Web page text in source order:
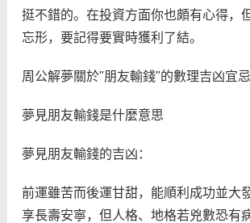
挺不錯的。在投資方面你也頗有心得，
忘形，要記得要實時獲利了結。
周公解夢關於"朋友輸錢"的數理吉凶宜忌
夢見朋友輸錢是什麼意思
夢見朋友輸錢的吉凶：
前運雖苦而後運甘甜，能順利成功並大
享長壽安寧，但人格、地格若兇數恐有